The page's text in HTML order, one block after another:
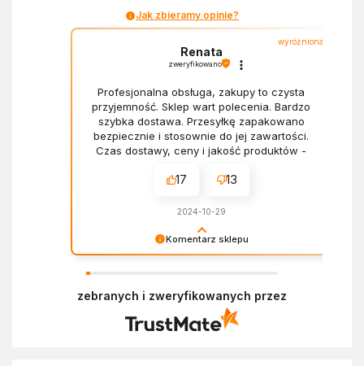
Jak zbieramy opinie?
Komentarz sklepu
doświadczeniem. Z pozdrowieniami, Zespół
wyróżniona
Renata
zweryfikowano
Profesjonalna obsługa, zakupy to czysta
przyjemność. Sklep wart polecenia. Bardzo
szybka dostawa. Przesyłkę zapakowano
bezpiecznie i stosownie do jej zawartości.
Czas dostawy, ceny i jakość produktów -
17 13
2024-10-29
zebranych i zweryfikowanych przez